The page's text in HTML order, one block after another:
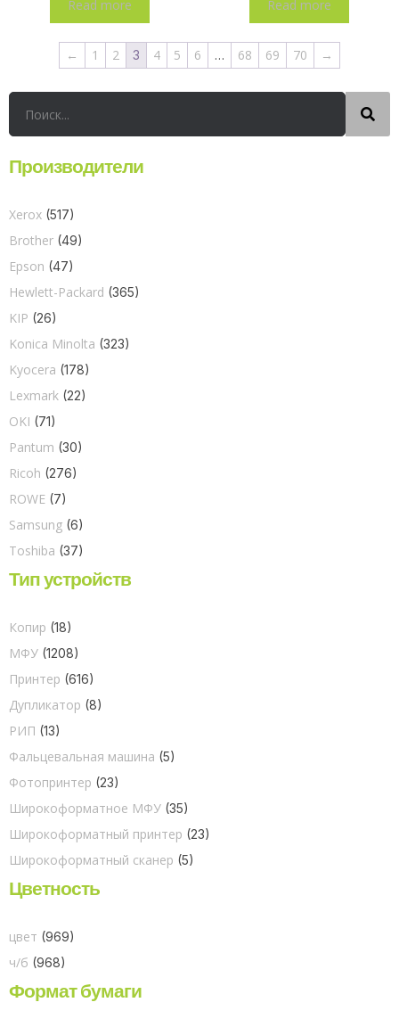
Read more Read more
← 1 2 3 4 5 6 … 68 69 70 →
Производители
Xerox (517)
Brother (49)
Epson (47)
Hewlett-Packard (365)
KIP (26)
Konica Minolta (323)
Kyocera (178)
Lexmark (22)
OKI (71)
Pantum (30)
Ricoh (276)
ROWE (7)
Samsung (6)
Toshiba (37)
Тип устройств
Копир (18)
МФУ (1208)
Принтер (616)
Дупликатор (8)
РИП (13)
Фальцевальная машина (5)
Фотопринтер (23)
Широкоформатное МФУ (35)
Широкоформатный принтер (23)
Широкоформатный сканер (5)
Цветность
цвет (969)
ч/б (968)
Формат бумаги